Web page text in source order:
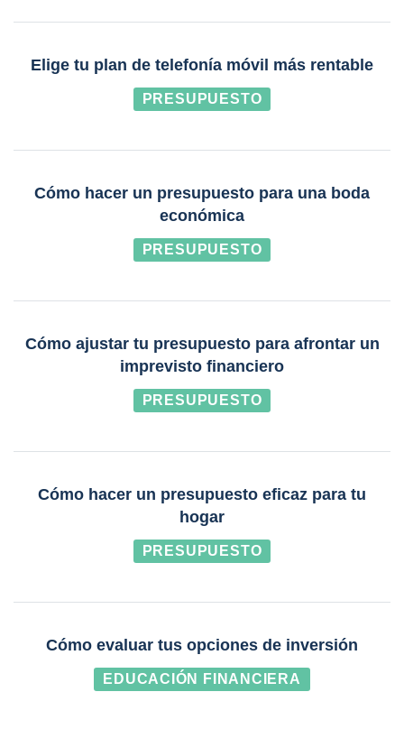
Elige tu plan de telefonía móvil más rentable
PRESUPUESTO
Cómo hacer un presupuesto para una boda
económica
PRESUPUESTO
Cómo ajustar tu presupuesto para afrontar un
imprevisto financiero
PRESUPUESTO
Cómo hacer un presupuesto eficaz para tu
hogar
PRESUPUESTO
Cómo evaluar tus opciones de inversión
EDUCACIÓN FINANCIERA